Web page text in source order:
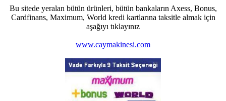
Bu sitede yeralan bütün ürünleri, bütün bankaların Axess, Bonus,
Cardfinans, Maximum, World kredi kartlarına taksitle almak için
aşağıyı tıklayınız
www.caymakinesi.com